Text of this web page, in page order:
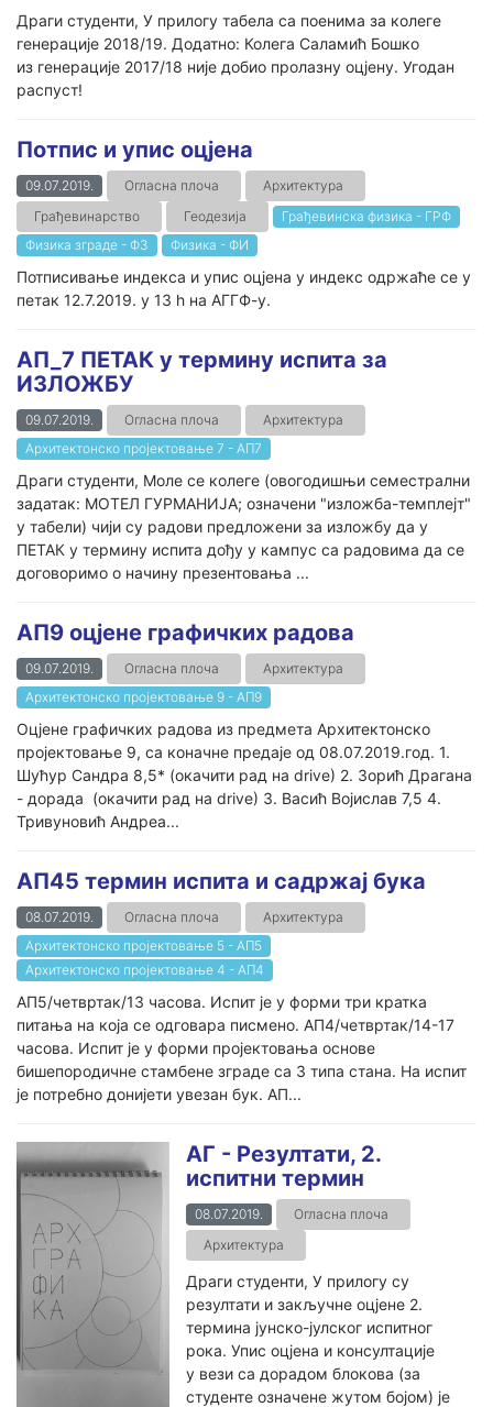
Драги студенти, У прилогу табела са поенима за колеге
генерације 2018/19. Додатно: Колега Саламић Бошко
из генерације 2017/18 није добио пролазну оцјену. Угодан
распуст!
Потпис и упис оцјена
09.07.2019. Огласна плоча
Архитектура
Грађевинарство
Геодезија
Грађевинска физика - ГРФ
Физика зграде - ФЗ
Физика - ФИ
Потписивање индекса и упис оцјена у индекс одржаће се у
петак 12.7.2019. у 13 h на АГГФ-у.
АП_7 ПЕТАК у термину испита за
ИЗЛОЖБУ
09.07.2019. Огласна плоча
Архитектура
Архитектонско пројектовање 7 - АП7
Драги студенти, Моле се колеге (овогодишњи семестрални
задатак: МОТЕЛ ГУРМАНИЈА; означени "изложба-темплејт"
у табели) чији су радови предложени за изложбу да у
ПЕТАК у термину испита дођу у кампус са радовима да се
договоримо о начину презентовања ...
АП9 оцјене графичких радова
09.07.2019. Огласна плоча
Архитектура
Архитектонско пројектовање 9 - АП9
Оцјене графичких радова из предмета Архитектонско
пројектовање 9, са коначне предаје од 08.07.2019.год. 1.
Шућур Сандра 8,5* (окачити рад на drive) 2. Зорић Драгана
- дорада (окачити рад на drive) 3. Васић Војислав 7,5 4.
Тривуновић Андреа...
АП45 термин испита и садржај бука
08.07.2019. Огласна плоча
Архитектура
Архитектонско пројектовање 5 - АП5
Архитектонско пројектовање 4 - АП4
АП5/четвртак/13 часова. Испит је у форми три кратка
питања на која се одговара писмено. АП4/четвртак/14-17
часова. Испит је у форми пројектовања основе
бишепородичне стамбене зграде са 3 типа стана. На испит
је потребно донијети увезан бук. АП...
АГ - Резултати, 2.
испитни термин
08.07.2019.
Огласна плоча
Архитектура
Драги студенти, У прилогу су
резултати и закључне оцјене 2.
термина јунско-јулског испитног
рока. Упис оцјена и консултације
у вези са дорадом блокова (за
студенте означене жутом бојом) је